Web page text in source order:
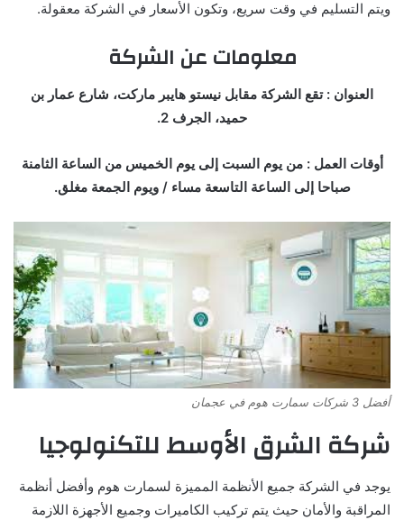
ويتم التسليم في وقت سريع، وتكون الأسعار في الشركة معقولة.
معلومات عن الشركة
العنوان : تقع الشركة مقابل نيستو هايبر ماركت، شارع عمار بن
حميد، الجرف 2.
أوقات العمل : من يوم السبت إلى يوم الخميس من الساعة الثامنة
صباحا إلى الساعة التاسعة مساء / ويوم الجمعة مغلق.
أفضل 3 شركات سمارت هوم في عجمان
شركة الشرق الأوسط للتكنولوجيا
يوجد في الشركة جميع الأنظمة المميزة لسمارت هوم وأفضل أنظمة
المراقبة والأمان حيث يتم تركيب الكاميرات وجميع الأجهزة اللازمة